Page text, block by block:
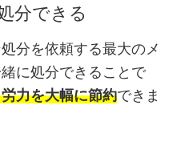
分できる
分を依頼する最大のメ
に処分できることで
力を大幅に節約できま